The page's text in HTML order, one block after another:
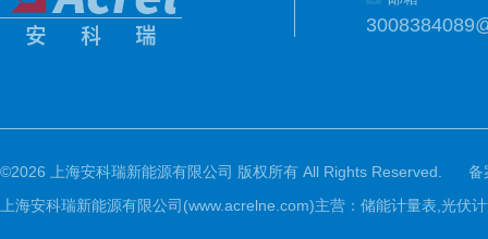
©2026 上海安科瑞新能源有限公司 版权所有 All Rights Reserved.
备
上海安科瑞新能源有限公司(www.acrelne.com)主营：储能计量表,光伏